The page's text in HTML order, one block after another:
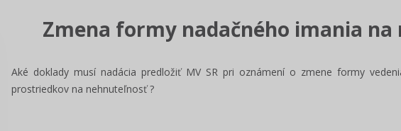
Zmena formy nadačného imania
Aké doklady musí nadácia predložiť MV SR pri oznámení o zmene formy
prostriedkov na nehnuteľnosť ?